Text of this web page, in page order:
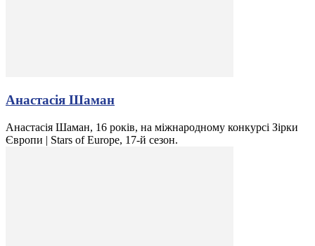
Анастасія Шаман
Анастасія Шаман, 16 років, на міжнародному конкурсі Зірки
Європи | Stars of Europe, 17-й сезон.